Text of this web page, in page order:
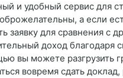
и удобный сервис для
а если
для сравнения с
доход
вы можете разгрузить
вовремя сдать доклад,